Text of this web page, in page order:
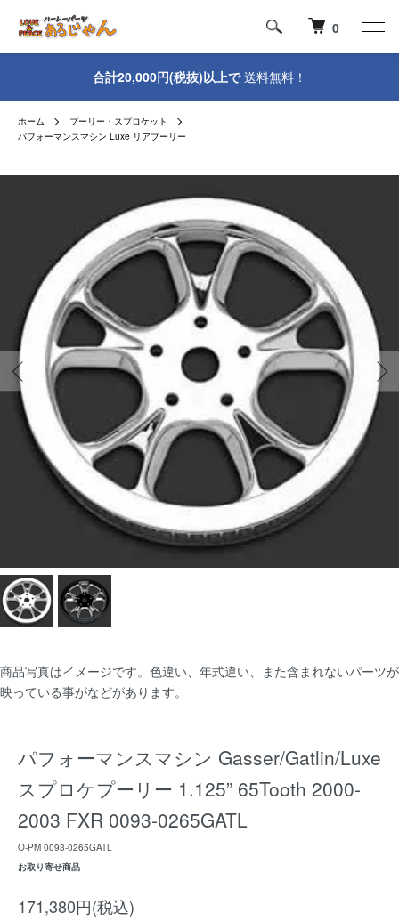
0
合計20,000円(税抜)以上で送料無料！
ホーム
プーリー・スプロケット
パフォーマンスマシン Luxe リアプーリー
商品写真はイメージです。色違い、年式違い、また含まれないパーツが
映っている事がなどがあります。
パフォーマンスマシン Gasser/Gatlin/Luxe
スプロケプーリー 1.125” 65Tooth 2000-
2003 FXR 0093-0265GATL
O-PM 0093-0265GATL
お取り寄せ商品
171,380円(税込)